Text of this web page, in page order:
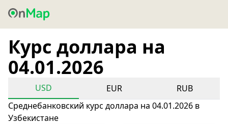
Курс доллара на
04.01.2026
USD EUR
RUB
Среднебанковский курс доллара на 04.01.2026 в
Узбекистане